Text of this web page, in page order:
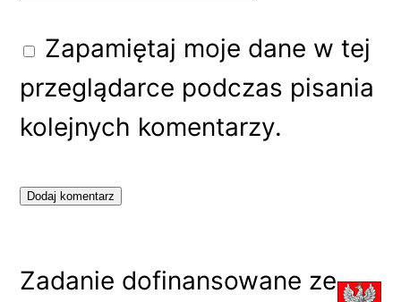
Zapamiętaj moje dane w tej
przeglądarce podczas pisania
kolejnych komentarzy.
Zadanie dofinansowane ze